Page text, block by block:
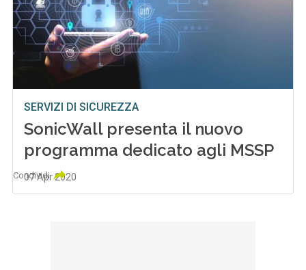
SERVIZI DI SICUREZZA
SonicWall presenta il nuovo
programma dedicato agli MSSP
07 Apr 2020
Condividi